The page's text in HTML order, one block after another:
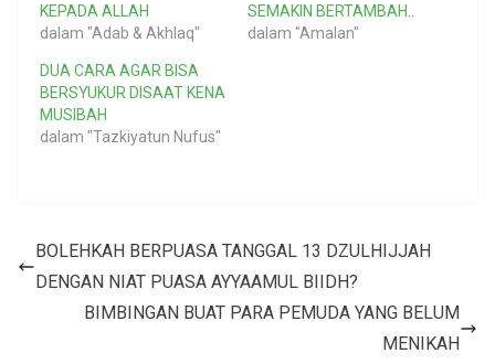
KEPADA ALLAH
dalam "Adab & Akhlaq"
SEMAKIN BERTAMBAH..
dalam "Amalan"
DUA CARA AGAR BISA
BERSYUKUR DISAAT KENA
MUSIBAH
dalam "Tazkiyatun Nufus"
BOLEHKAH BERPUASA TANGGAL 13 DZULHIJJAH
DENGAN NIAT PUASA AYYAAMUL BIIDH?
BIMBINGAN BUAT PARA PEMUDA YANG BELUM
MENIKAH